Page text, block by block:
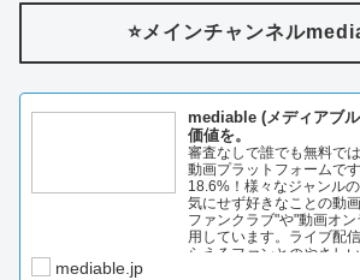
⭐️メインチャンネル
mediable (メディアブ
価値を。
審査なしで誰でも無料で
動画プラットフォームで
18.6%！様々なジャンル
気にせず好きなことの動
ファンクラブ"や"動画オ
用しています。ライブ配
らえるファンとのやさし
mediable.jp